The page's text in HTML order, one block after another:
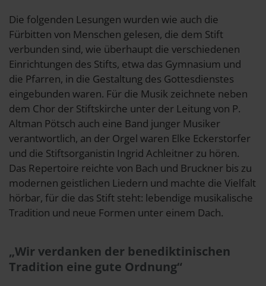
Die folgenden Lesungen wurden wie auch die
Fürbitten von Menschen gelesen, die dem Stift
verbunden sind, wie überhaupt die verschiedenen
Einrichtungen des Stifts, etwa das Gymnasium und
die Pfarren, in die Gestaltung des Gottesdienstes
eingebunden waren. Für die Musik zeichnete neben
dem Chor der Stiftskirche unter der Leitung von P.
Altman Pötsch auch eine Band junger Musiker
verantwortlich, an der Orgel waren Elke Eckerstorfer
und die Stiftsorganistin Ingrid Achleitner zu hören.
Das Repertoire reichte von Bach und Bruckner bis zu
modernen geistlichen Liedern und machte die Vielfalt
hörbar, für die das Stift steht: lebendige musikalische
Tradition und neue Formen unter einem Dach.
„Wir verdanken der benediktinischen
Tradition eine gute Ordnung“